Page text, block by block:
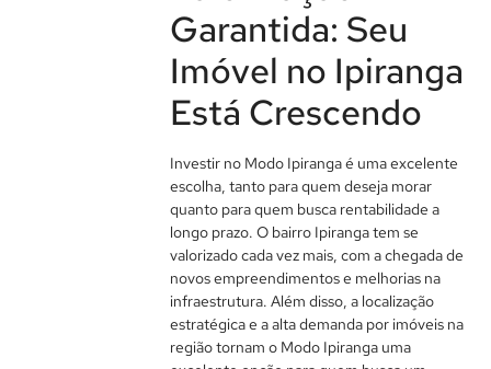
Garantida: Seu
Imóvel no Ipiranga
Está Crescendo
Investir no Modo Ipiranga é uma excelente
escolha, tanto para quem deseja morar
quanto para quem busca rentabilidade a
longo prazo. O bairro Ipiranga tem se
valorizado cada vez mais, com a chegada de
novos empreendimentos e melhorias na
infraestrutura. Além disso, a localização
estratégica e a alta demanda por imóveis na
região tornam o Modo Ipiranga uma